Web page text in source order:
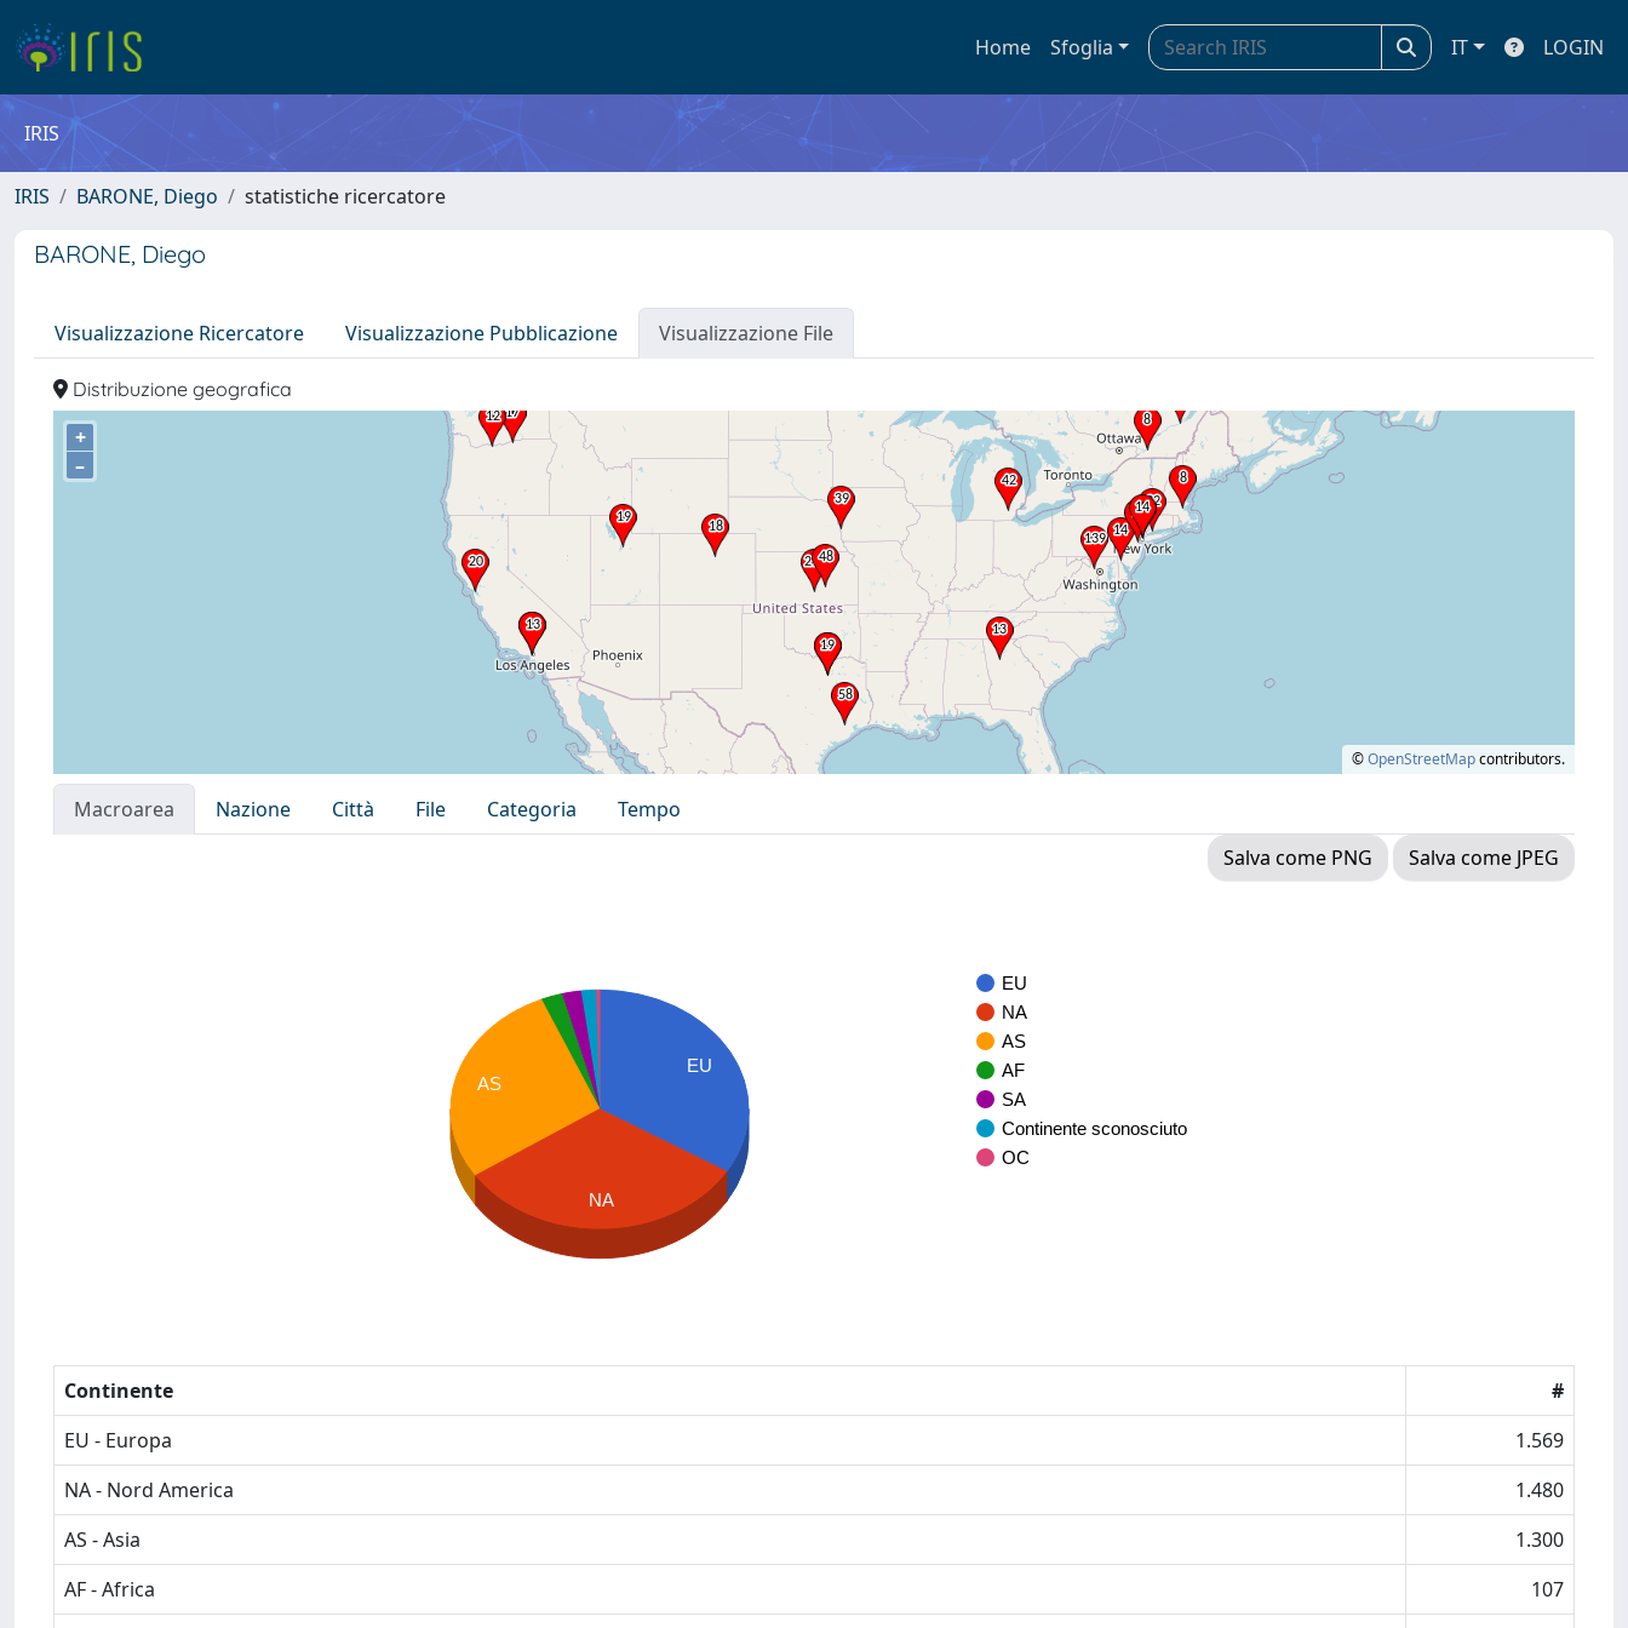
Home Sfoglia IT LOGIN
IRIS
IRIS BARONE, Diego statistiche ricercatore
BARONE, Diego
Visualizzazione Ricercatore Visualizzazione Pubblicazione Visualizzazione File
Distribuzione geografica
+
–
©OpenStreetMapcontributors.
Macroarea Nazione Città File Categoria
Tempo
Salva come PNG
Salva come JPEG
EU
NA
AS
AF
SA
Continente sconosciuto
OC
EU
AS
NA
Continente
#
EU - Europa
1.569
NA - Nord America
1.480
AS - Asia
1.300
AF - Africa
107